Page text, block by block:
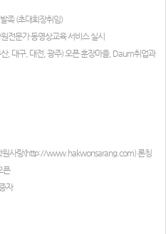
족 (초대회장취임)
전문가 동영상교육 서비스 실시
, 대구, 대전, 광주) 오픈 훈장마을, Daum취업과
원사랑(http://www.hakwonsarang.com) 론칭
픈
자